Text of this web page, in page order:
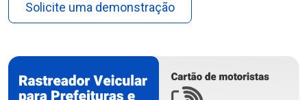
Solicite uma demonstração